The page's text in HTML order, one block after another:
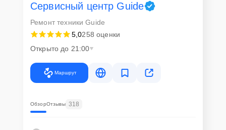
Сервисный центр Guide
Ремонт техники Guide
5,0258 оценки
Открыто до 21:00
Маршрут
ОбзорОтзывы 318